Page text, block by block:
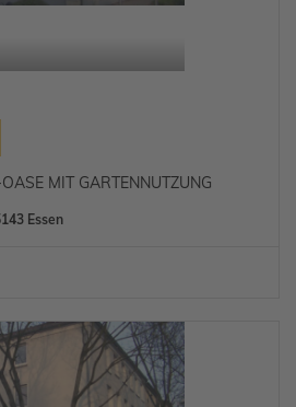
MIT GARTENNUTZUNG
Essen